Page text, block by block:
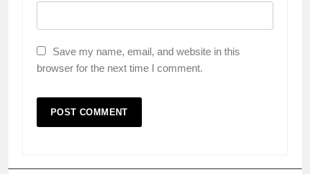
Save my name, email, and website in this
browser for the next time I comment.